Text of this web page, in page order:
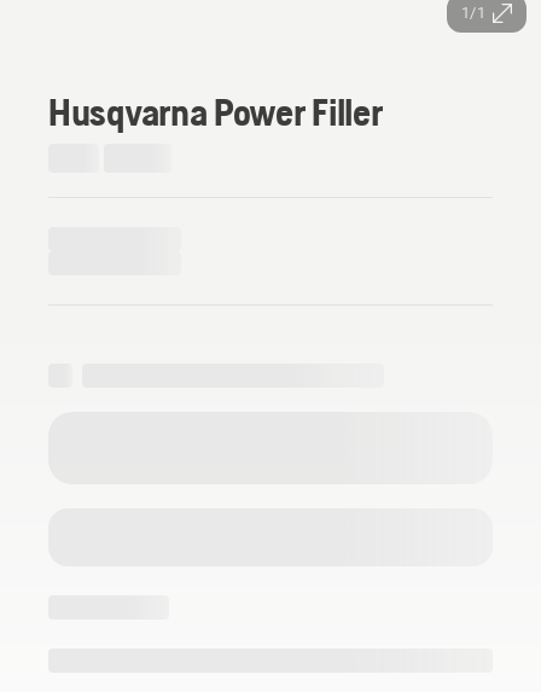
1/1
Husqvarna Power Filler